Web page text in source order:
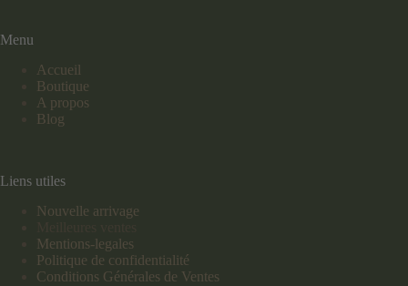
Menu
Accueil
Boutique
A propos
Blog
Liens utiles
Nouvelle arrivage
Mentions-legales
Politique de confidentialité
Conditions Générales de Ventes